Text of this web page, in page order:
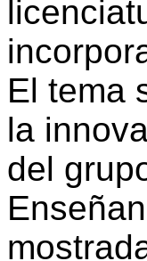
El tema
la
del